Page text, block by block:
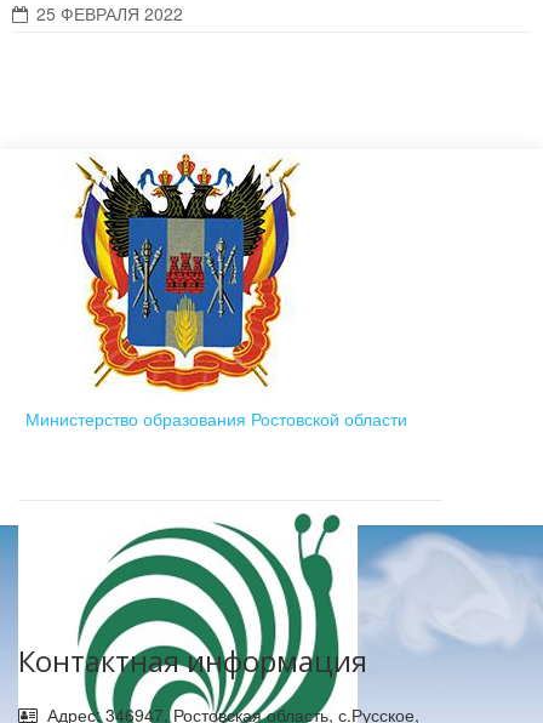
25 ФЕВРАЛЯ 2022
Министерство образования Ростовской области
Контактная информация
Адрес: 346947, Ростовская область, с.Русское,